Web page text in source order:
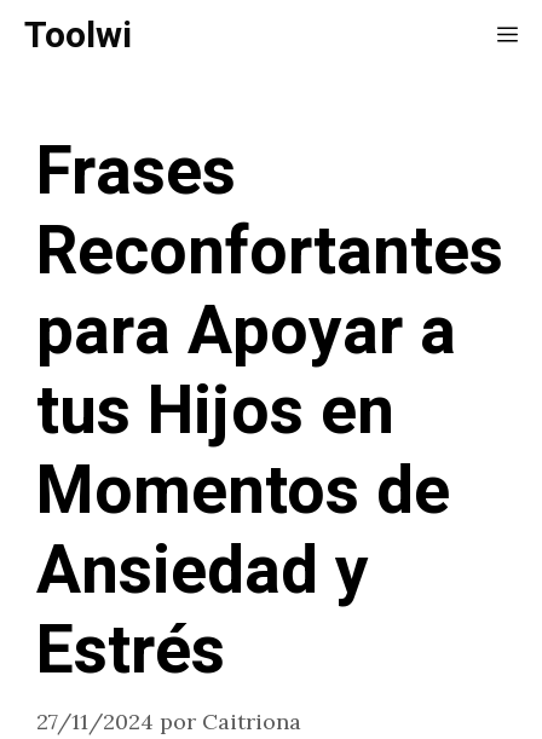
SaltarToolwi
Frases
Reconfortantes
para Apoyar a
tus Hijos en
Momentos de
Ansiedad y
Estrés
27/11/2024 por Caitriona